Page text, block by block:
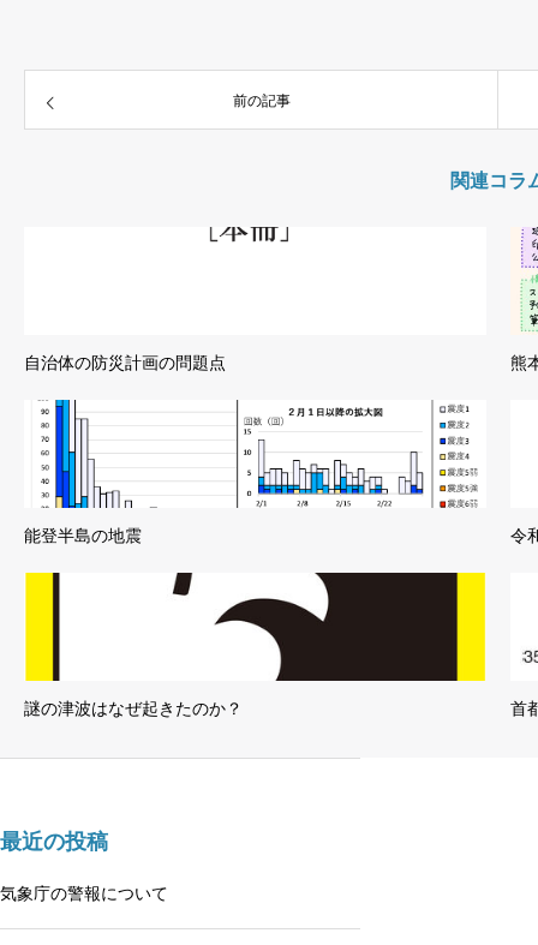
前の記事
関連コラ
自治体の防災計画の問題点 熊
能登半島の地震 令
謎の津波はなぜ起きたのか？ 首
最近の投稿
気象庁の警報について